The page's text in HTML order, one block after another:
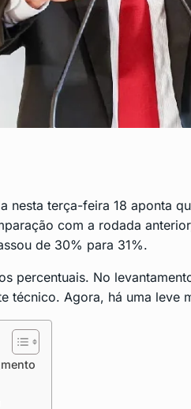
nesta terça-feira 18 aponta
com a rodada
de 30% para 31%.
percentuais. No
técnico. Agora, há uma leve
Oncológicas em São
Um…
Junho 3, 2024
MP para preservar
Junho 11, 2024